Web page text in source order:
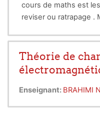
cours de maths est
reviser ou ratrapage .
Théorie de
Enseignant: BRAHIMI